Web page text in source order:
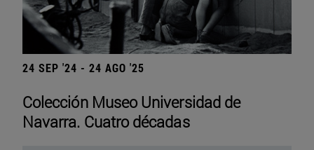
24 SEP '24 - 24 AGO '25
Colección Museo Universidad de
Navarra. Cuatro décadas